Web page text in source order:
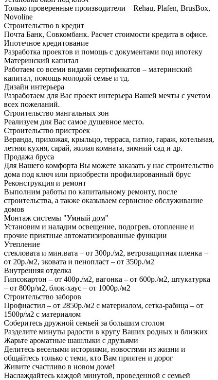
Только проверенные производители – Rehau, Plafen, BrusBox,
Novoline
Строительство в кредит
Почта Банк, Совкомбанк. Расчет стоимости кредита в офисе.
Ипотечное кредитование
Разработка проектов и помощь с документами под ипотеку
Материнский капитал
Работаем со всеми видами сертификатов – материнский
капитал, помощь молодой семье и тд.
Дизайн интерьера
Разработаем для Вас проект интерьера Вашей мечты с учетом
всех пожеланий.
Строительство мангальных зон
Реализуем для Вас самое душевное место.
Строительство пристроек
Веранда, прихожая, крыльцо, терраса, патио, гараж, котельная,
летняя кухня, сарай, жилая комната, зимний сад и др.
Продажа бруса
Для Вашего комфорта Вы можете заказать у нас строительство
дома под ключ или приобрести профилированный брус
Реконструкция и ремонт
Выполним работы по капитальному ремонту, после
строительства, а также оказываем сервисное обслуживание
домов
Монтаж системы "Умный дом"
Установим и наладим освещение, подогрев, отопление и
прочие приятные автоматизированные функции
Утепление
стекловата и мин.вата – от 300р./м2, ветрозащитная пленка –
от 20р./м2, эковата и пенопласт – от 350р./м2
Внутренняя отделка
Гипсокартон – от 400р./м2, вагонка – от 600р./м2, штукатурка
– от 800р/м2, блок-хаус – от 1000р./м2
Строительство заборов
Профнастил – от 2850р./м2 с материалом, сетка-рабица – от
1500р/м2 с материалом
Соберитесь дружной семьей за большим столом
Разделите минуты радости в кругу Ваших родных и близких
Жарьте ароматные шашлыки с друзьями
Делитесь веселыми историями, новостями из жизни и
общайтесь только с теми, кто Вам приятен и дорог
Живите счастливо в новом доме!
Наслаждайтесь каждой минутой, проведенной с семьей